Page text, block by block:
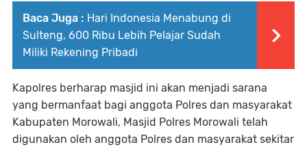
Baca Juga : Hari Indonesia Menabung di
Sulteng, 600 Ribu Lebih Pelajar Sudah
Miliki Rekening Pribadi
Kapolres berharap masjid ini akan menjadi sarana
yang bermanfaat bagi anggota Polres dan masyarakat
Kabupaten Morowali, Masjid Polres Morowali telah
digunakan oleh anggota Polres dan masyarakat sekitar